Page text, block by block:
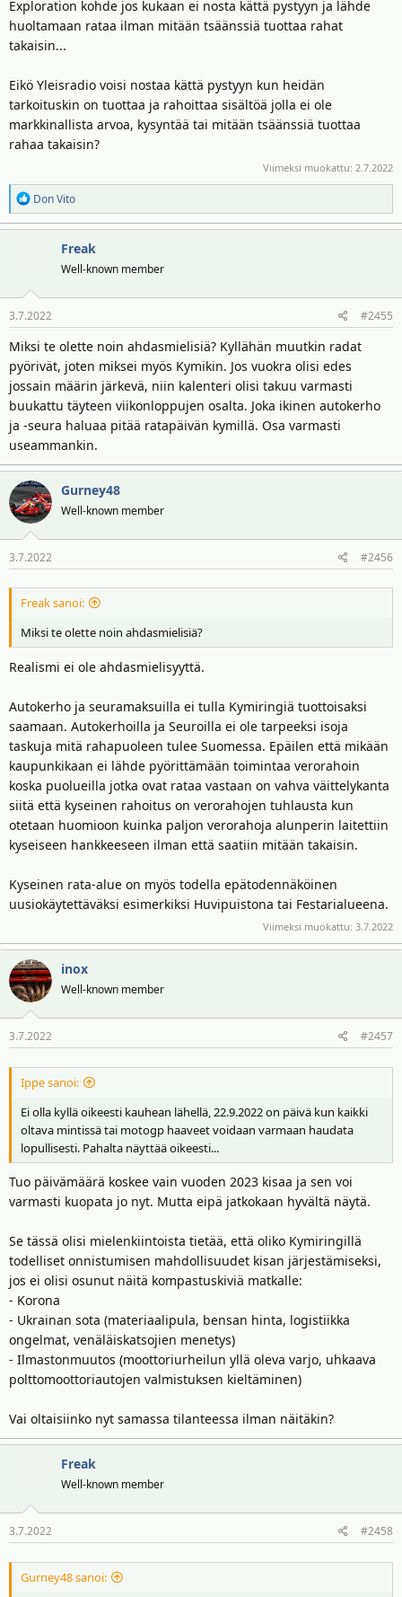
Exploration kohde jos kukaan ei nosta kättä pystyyn ja lähde
huoltamaan rataa ilman mitään tsäänssiä tuottaa rahat
takaisin...
Eikö Yleisradio voisi nostaa kättä pystyyn kun heidän
tarkoituskin on tuottaa ja rahoittaa sisältöä jolla ei ole
markkinallista arvoa, kysyntää tai mitään tsäänssiä tuottaa
rahaa takaisin?
Viimeksi muokattu: 2.7.2022
R
e
a
o
t
Don Vito
Freak
Well-known member
3.7.2022 #2455
Miksi te olette noin ahdasmielisiä? Kyllähän muutkin radat
pyörivät, joten miksei myös Kymikin. Jos vuokra olisi edes
jossain määrin järkevä, niin kalenteri olisi takuu varmasti
buukattu täyteen viikonloppujen osalta. Joka ikinen autokerho
ja -seura haluaa pitää ratapäivän kymillä. Osa varmasti
useammankin.
Gurney48
Well-known member
3.7.2022 #2456
Freak sanoi:
Miksi te olette noin ahdasmielisiä?
Realismi ei ole ahdasmielisyyttä.
Autokerho ja seuramaksuilla ei tulla Kymiringiä tuottoisaksi
saamaan. Autokerhoilla ja Seuroilla ei ole tarpeeksi isoja
taskuja mitä rahapuoleen tulee Suomessa. Epäilen että mikään
kaupunkikaan ei lähde pyörittämään toimintaa verorahoin
koska puolueilla jotka ovat rataa vastaan on vahva väittelykanta
siitä että kyseinen rahoitus on verorahojen tuhlausta kun
otetaan huomioon kuinka paljon verorahoja alunperin laitettiin
kyseiseen hankkeeseen ilman että saatiin mitään takaisin.
Kyseinen rata-alue on myös todella epätodennäköinen
uusiokäytettäväksi esimerkiksi Huvipuistona tai Festarialueena.
Viimeksi muokattu: 3.7.2022
inox
Well-known member
3.7.2022 #2457
Ippe sanoi:
Ei olla kyllä oikeesti kauhean lähellä, 22.9.2022 on päivä kun kaikki
oltava mintissä tai motogp haaveet voidaan varmaan haudata
lopullisesti. Pahalta näyttää oikeesti...
Tuo päivämäärä koskee vain vuoden 2023 kisaa ja sen voi
varmasti kuopata jo nyt. Mutta eipä jatkokaan hyvältä näytä.
Se tässä olisi mielenkiintoista tietää, että oliko Kymiringillä
todelliset onnistumisen mahdollisuudet kisan järjestämiseksi,
jos ei olisi osunut näitä kompastuskiviä matkalle:
- Korona
- Ukrainan sota (materiaalipula, bensan hinta, logistiikka
ongelmat, venäläiskatsojien menetys)
- Ilmastonmuutos (moottoriurheilun yllä oleva varjo, uhkaava
polttomoottoriautojen valmistuksen kieltäminen)
Vai oltaisiinko nyt samassa tilanteessa ilman näitäkin?
Freak
Well-known member
3.7.2022 #2458
Gurney48 sanoi: